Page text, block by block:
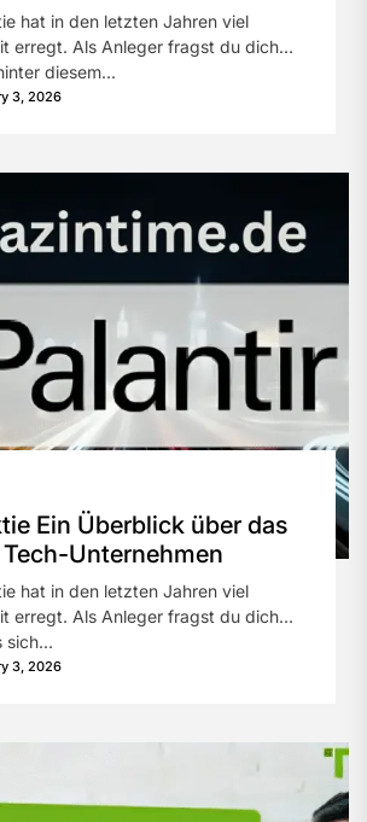
hat in den letzten Jahren viel
erregt. Als Anleger fragst du dich
diesem...
3, 2026
Ein Überblick über das
Unternehmen
hat in den letzten Jahren viel
erregt. Als Anleger fragst du dich
sich...
3, 2026